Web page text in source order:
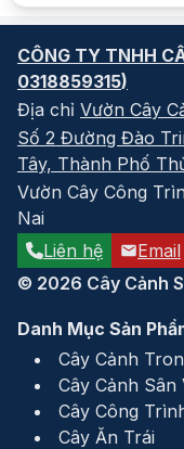
CÔNG TY TNHH
0318859315)
Địa chỉ Vườn Cây
Số 2 Đường Đào
Tây, Thành Phố
Vườn Cây Công
Nai
Liên hệ
Email
© 2026 Cây Cảnh
Danh Mục Sản
Cây Cảnh
Cây Cảnh Sân
Cây Công
Cây Ăn Trái